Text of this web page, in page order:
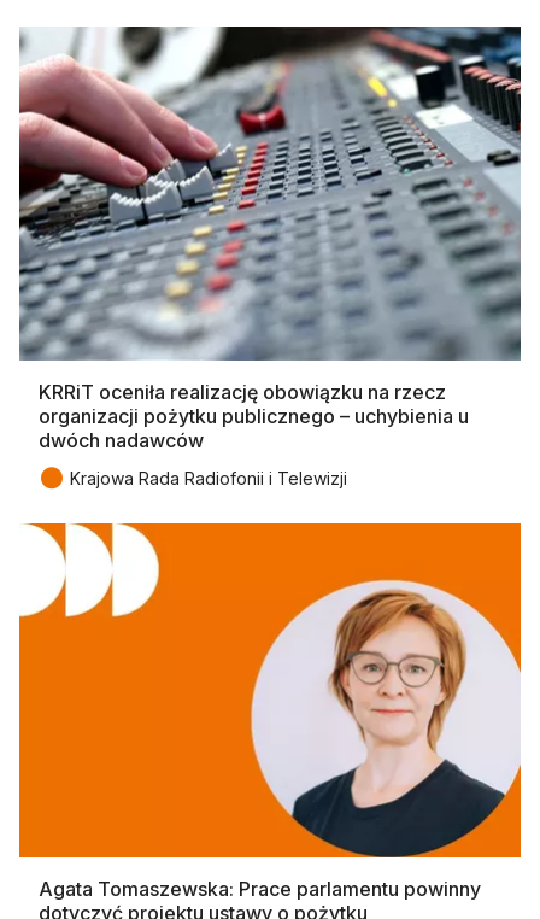
KRRiT oceniła realizację obowiązku na rzecz
organizacji pożytku publicznego – uchybienia u
dwóch nadawców
● Krajowa Rada Radiofonii i Telewizji
Agata Tomaszewska: Prace parlamentu powinny
dotyczyć projektu ustawy o pożytku